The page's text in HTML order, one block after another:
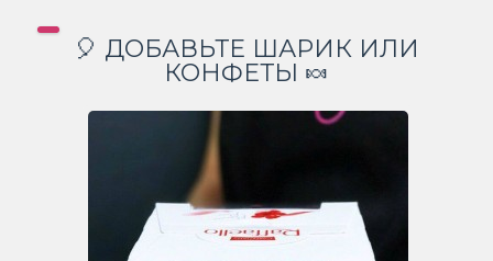
🎈 ДОБАВЬТЕ ШАРИК ИЛИ
КОНФЕТЫ 🍬